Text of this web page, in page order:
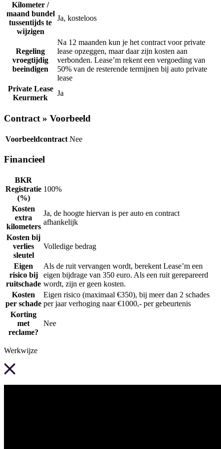
Kilometer /
maand bundel
tussentijds te
wijzigen
Ja, kosteloos
Regeling
vroegtijdig
beeindigen
Na 12 maanden kun je het contract voor private
lease opzeggen, maar daar zijn kosten aan
verbonden. Lease’m rekent een vergoeding van
50% van de resterende termijnen bij auto private
lease
Private Lease
Keurmerk
Ja
Contract » Voorbeeld
Voorbeeldcontract Nee
Financieel
BKR
Registratie
(%)
100%
Kosten
extra
kilometers
Ja, de hoogte hiervan is per auto en contract
afhankelijk
Kosten bij
verlies
sleutel
Volledige bedrag
Eigen
risico bij
ruitschade
Als de ruit vervangen wordt, berekent Lease’m een
eigen bijdrage van 350 euro. Als een ruit gerepareerd
wordt, zijn er geen kosten.
Kosten
per schade
Eigen risico (maximaal €350), bij meer dan 2 schades
per jaar verhoging naar €1000,- per gebeurtenis
Korting
met
reclame?
Nee
Werkwijze